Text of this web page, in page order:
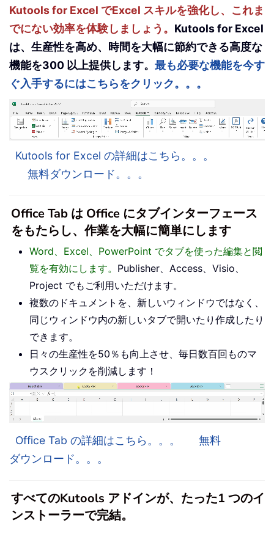
Kutools for Excel でExcel スキルを強化し、これま
でにない効率を体験しましょう。 Kutools for Excel
は、生産性を高め、時間を大幅に節約できる高度な
機能を300 以上提供します。 最も必要な機能を今す
ぐ入手するにはこちらをクリック。。。
Kutools for Excel の詳細はこちら。。。
無料ダウンロード。。。
Office Tab は Office にタブインターフェース
をもたらし、作業を大幅に簡単にします
Word、Excel、PowerPoint でタブを使った編集と閲
覧を有効にします。 Publisher、Access、Visio、
Project でもご利用いただけます。
複数のドキュメントを、新しいウィンドウではなく、
同じウィンドウ内の新しいタブで開いたり作成したり
できます。
日々の生産性を50％も向上させ、毎日数百回ものマ
ウスクリックを削減します！
Office Tab の詳細はこちら。。。
無料
ダウンロード。。。
すべてのKutools アドインが、たった1 つのイ
ンストーラーで完結。